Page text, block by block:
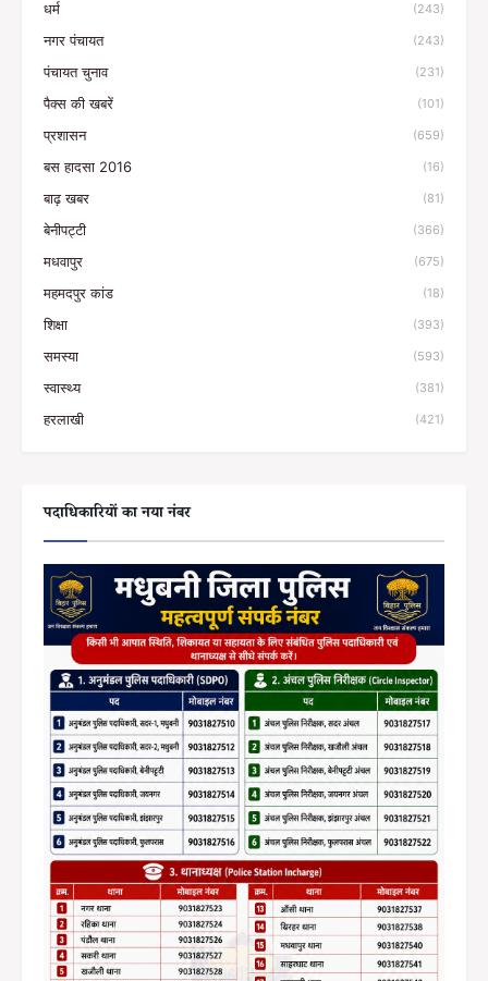
धर्म (243)
नगर पंचायत (243)
पंचायत चुनाव (231)
पैक्स की खबरें (101)
प्रशासन (659)
बस हादसा 2016 (16)
बाढ़ खबर (81)
बेनीपट्टी (366)
मधवापुर (675)
महमदपुर कांड (18)
शिक्षा (393)
समस्या (593)
स्वास्थ्य (381)
हरलाखी (421)
पदाधिकारियों का नया नंबर